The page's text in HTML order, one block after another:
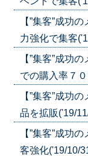
【”集客”成功
力強化で集客
【”集客”成功
での購入率７
【”集客”成功
品を拡販('19/
【”集客”成功
客強化('19/10/